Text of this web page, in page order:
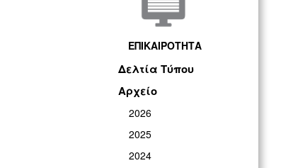
ΕΠΙΚΑΙΡΟΤΗΤΑ
Δελτία Τύπου
Αρχείο
2026
2025
2024